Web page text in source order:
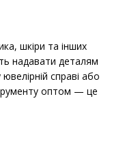
шкіри та інших
надавати деталям
справі або
оптом — це